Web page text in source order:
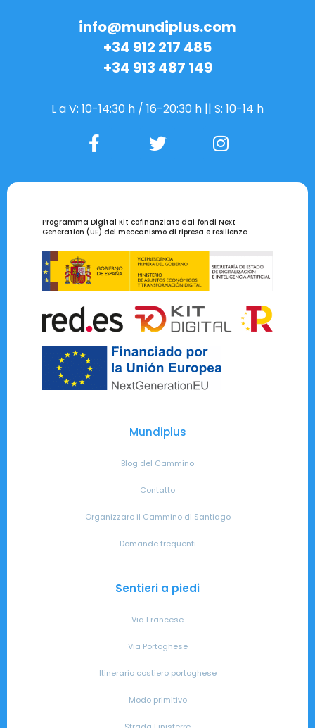
info@mundiplus.com
+34 912 217 485
+34 913 487 149
L a V: 10-14:30 h / 16-20:30 h || S: 10-14 h
Programma Digital Kit cofinanziato dai fondi Next
Generation (UE) del meccanismo di ripresa e resilienza.
Mundiplus
Blog del Cammino
Contatto
Organizzare il Cammino di Santiago
Domande frequenti
Sentieri a piedi
Via Francese
Via Portoghese
Itinerario costiero portoghese
Modo primitivo